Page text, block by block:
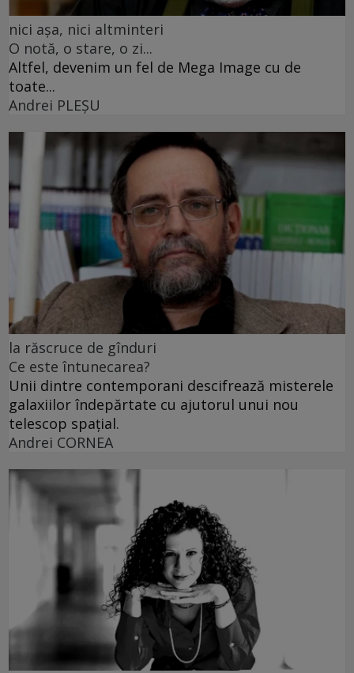
nici așa, nici altminteri
O notă, o stare, o zi...
Altfel, devenim un fel de Mega Image cu de
toate...
Andrei PLEŞU
la răscruce de gînduri
Ce este întunecarea?
Unii dintre contemporani descifrează misterele
galaxiilor îndepărtate cu ajutorul unui nou
telescop spațial.
Andrei CORNEA